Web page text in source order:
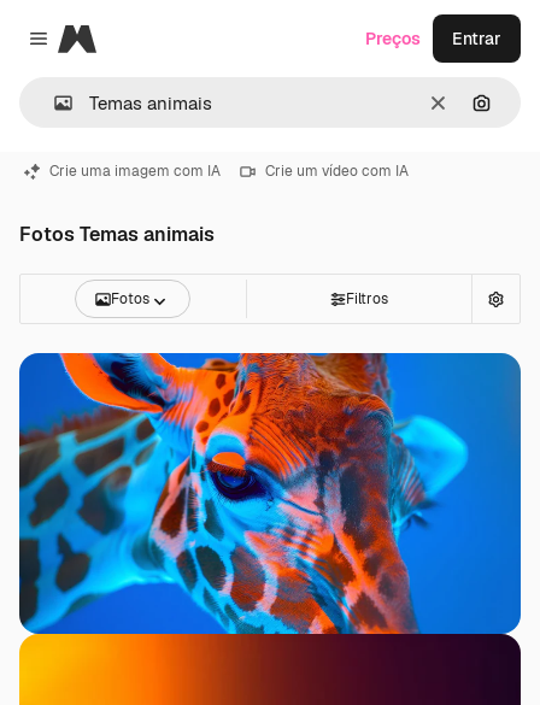
Close menu
Magnific
Limpar
Preços Entrar
Crie uma imagem com IA Crie um vídeo com IA
Fotos Temas animais
Fotos Filtros